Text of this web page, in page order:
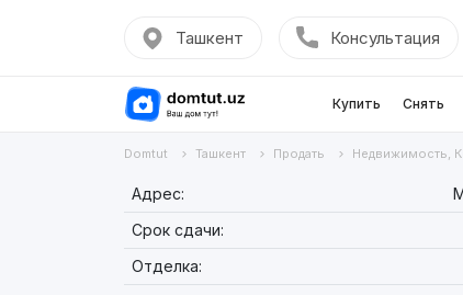
Ташкент Консультация
Купить Снять
Domtut Ташкент Продать Недвижимость,
Адрес:
Срок сдачи:
Отделка: